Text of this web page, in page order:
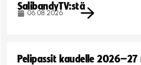
SalibandyTV:stä
06.08.2026
Pelipassit kaudelle